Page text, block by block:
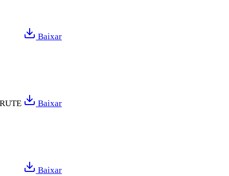
Baixar
Baixar
Baixar